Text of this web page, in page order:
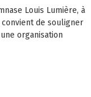
Louis Lumière, à
convient de souligner
organisation